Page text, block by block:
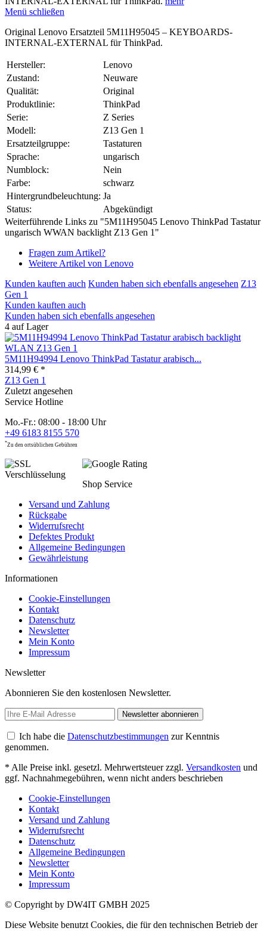
Menü schließen
Original Lenovo Ersatzteil 5M11H95045 – KEYBOARDS-
INTERNAL-EXTERNAL für ThinkPad.
Hersteller:
Lenovo
Zustand:
Neuware
Qualität:
Original
Produktlinie:
ThinkPad
Serie:
Z Series
Modell:
Z13 Gen 1
Ersatzteilgruppe:
Tastaturen
Sprache:
ungarisch
Numblock:
Nein
Farbe:
schwarz
Hintergrundbeleuchtung: Ja
Status:
Abgekündigt
Weiterführende Links zu "5M11H95045 Lenovo ThinkPad Tastatur
ungarisch WWAN backlight Z13 Gen 1"
Fragen zum Artikel?
Weitere Artikel von Lenovo
Kunden kauften auch Kunden haben sich ebenfalls angesehen Z13
Gen 1
Kunden kauften auch
Kunden haben sich ebenfalls angesehen
4 auf Lager
5M11H94994 Lenovo ThinkPad Tastatur arabisch...
314,99 € *
Z13 Gen 1
Zuletzt angesehen
Service Hotline
Mo.-Fr.: 08:00 - 18:00 Uhr
+49 6183 8155 570
*Zu den ortsüblichen Gebühren
Shop Service
Versand und Zahlung
Rückgabe
Widerrufsrecht
Defektes Produkt
Allgemeine Bedingungen
Gewährleistung
Informationen
Cookie-Einstellungen
Kontakt
Datenschutz
Newsletter
Mein Konto
Impressum
Newsletter
Abonnieren Sie den kostenlosen Newsletter.
Newsletter abonnieren
Ich habe die Datenschutzbestimmungen zur Kenntnis
genommen.
* Alle Preise inkl. gesetzl. Mehrwertsteuer zzgl. Versandkosten und
ggf. Nachnahmegebühren, wenn nicht anders beschrieben
Cookie-Einstellungen
Kontakt
Versand und Zahlung
Widerrufsrecht
Datenschutz
Allgemeine Bedingungen
Newsletter
Mein Konto
Impressum
© Copyright by DW4IT GMBH 2025
Diese Website benutzt Cookies, die für den technischen Betrieb der